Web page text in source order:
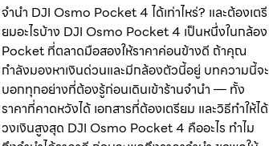
จำนำ DJI Osmo Pocket 4 ได้เท่าไหร่? และต้องเตรี
ยมอะไรบ้าง DJI Osmo Pocket 4 เป็นหนึ่งในกล้อง
Pocket ที่ตลาดมือสองให้ราคาค่อนข้างดี ถ้าคุณ
กำลังมองหาเงินด่วนและมีกล้องตัวนี้อยู่ บทความนี้จะ
บอกทุกอย่างที่ต้องรู้ก่อนเดินเข้าร้านจำนำ — ทั้ง
ราคาที่คาดหวังได้ เอกสารที่ต้องเตรียม และวิธีทำให้ได้
วงเงินสูงสุด DJI Osmo Pocket 4 คืออะไร ทำไม